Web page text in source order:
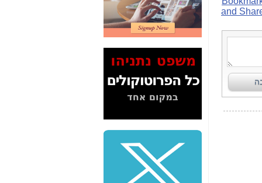
2" על תעלולי השר
משה כחלון -כאן
הסלולר" ואיך מסרסים
את הנתונים לציבור -
כאן
סיכום ביקור בסיליקון
שלמה פילבר (עד
לאחרונה מנכ"ל משרד
התקשורת) - עד